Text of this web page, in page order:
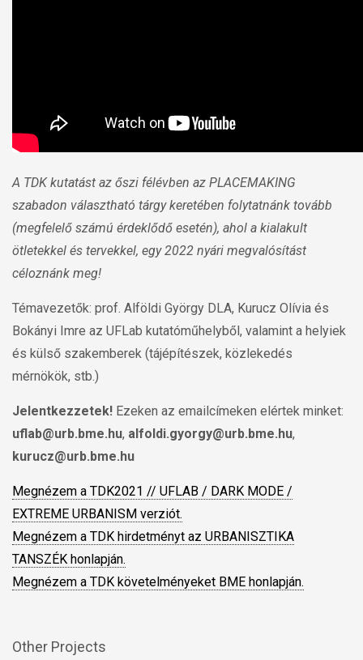
A TDK kutatást az őszi félévben az PLACEMAKING
szabadon választható tárgy keretében folytatnánk tovább
(megfelelő számú érdeklődő esetén), ahol a kialakult
ötletekkel és tervekkel, egy 2022 nyári megvalósítást
céloznánk meg!
Témavezetők: prof. Alföldi György DLA, Kurucz Olívia és
Bokányi Imre az UFLab kutatóműhelyből, valamint a helyiek
és külső szakemberek (tájépítészek, közlekedés
mérnökök, stb.)
Jelentkezzetek! Ezeken az emailcímeken elértek minket:
uflab@urb.bme.hu, alfoldi.gyorgy@urb.bme.hu,
kurucz@urb.bme.hu
Megnézem a TDK2021 // UFLAB / DARK MODE /
EXTREME URBANISM verziót.
Megnézem a TDK hirdetményt az URBANISZTIKA
TANSZÉK honlapján.
Megnézem a TDK követelményeket BME honlapján.
Other Projects